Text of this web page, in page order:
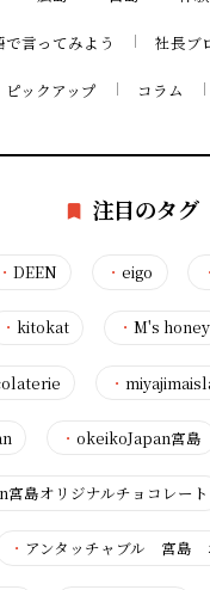
で言ってみよう 社長ブ
ピックアップ コラム
注目のタグ
・DEEN ・eigo ・
・kitokat ・M's honey
・
・okeikoJapan宮島
島オリジナルチョコレート
・ アンタッチャブル 宮島